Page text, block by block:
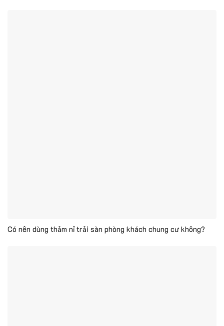
Có nên dùng thảm nỉ trải sàn phòng khách chung cư không?